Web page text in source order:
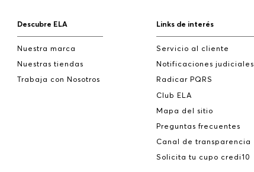
Descubre ELA
Nuestra marca
Nuestras tiendas
Trabaja con Nosotros
Links de interés
Servicio al cliente
Notificaciones judiciales
Radicar PQRS
Club ELA
Mapa del sitio
Preguntas frecuentes
Canal de transparencia
Solicita tu cupo credi10